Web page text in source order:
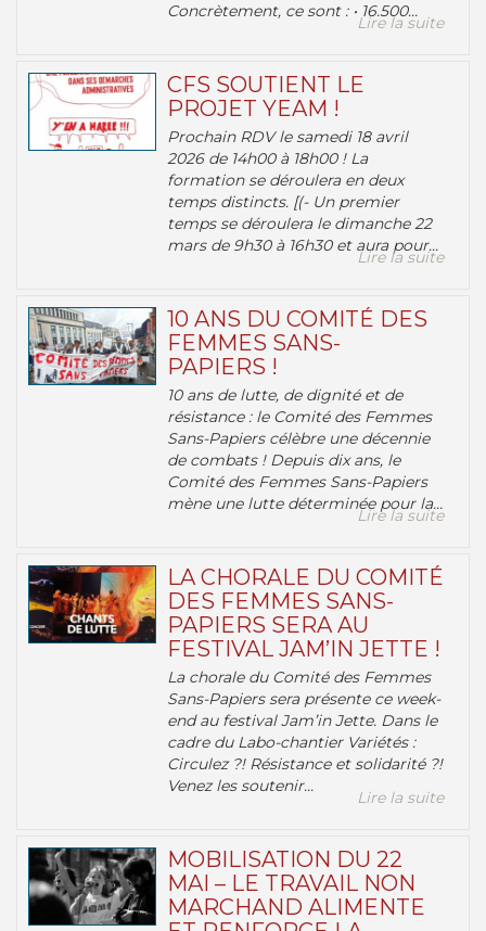
Concrètement, ce sont : • 16.500...
Lire la suite
CFS SOUTIENT LE
PROJET YEAM !
Prochain RDV le samedi 18 avril
2026 de 14h00 à 18h00 ! La
formation se déroulera en deux
temps distincts. [(- Un premier
temps se déroulera le dimanche 22
mars de 9h30 à 16h30 et aura pour...
Lire la suite
10 ANS DU COMITÉ DES
FEMMES SANS-
PAPIERS !
10 ans de lutte, de dignité et de
résistance : le Comité des Femmes
Sans-Papiers célèbre une décennie
de combats ! Depuis dix ans, le
Comité des Femmes Sans-Papiers
mène une lutte déterminée pour la...
Lire la suite
LA CHORALE DU COMITÉ
DES FEMMES SANS-
PAPIERS SERA AU
FESTIVAL JAM’IN JETTE !
La chorale du Comité des Femmes
Sans-Papiers sera présente ce week-
end au festival Jam’in Jette. Dans le
cadre du Labo-chantier Variétés :
Circulez ?! Résistance et solidarité ?!
Venez les soutenir...
Lire la suite
MOBILISATION DU 22
MAI – LE TRAVAIL NON
MARCHAND ALIMENTE